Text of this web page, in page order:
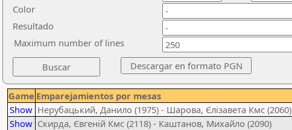
Color
Resultado
Maximum number of lines
Game Emparejamientos por mesas
Show Нерубацький, Данило (1975) - Шарова, Єлізавета Кмс (2060)
Show Скирда, Євгеній Кмс (2118) - Каштанов, Михайло (2090)